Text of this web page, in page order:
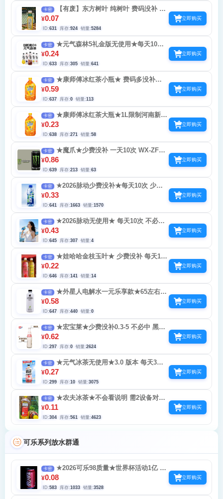
卡密
【有废】东方树叶 纯树叶 费码没补 每
天5次再来一瓶换农夫冰茶东方树叶（需对
扫）
¥0.07
ID:631 库存:924 销量:5284
立即购买
卡密
★元气森林5礼金版无使用★每天10次
不必中 元气深林元气冰茶王者荣耀
¥0.24
ID:633 库存:305 销量:641
立即购买
卡密
★康师傅冰红茶小瓶★ 费码多没补
0.68-8.8-10g金不必中 当天不能连废4次
¥0.59
ID:637 库存:0 销量:113
立即购买
卡密
★康师傅冰红茶大瓶★1L限制河南新疆
安徽上海湖北湖南广西福建玩 不必中 少费没
补 每天5次
¥0.23
ID:638 库存:271 销量:58
立即购买
卡密
★魔爪★少费没补 一天10次 WX-ZFB各
五次 中0.58-4复购-1888 不必中
¥0.86
ID:639 库存:213 销量:63
立即购买
卡密
★2026脉动少费没补★每天10次 少费没
补 不必中 参与预言活动 可获得旅游-球衣-优
惠券
¥0.33
ID:641 库存:1663 销量:1570
立即购买
卡密
★2026脉动无使用★ 每天10次 不必中
参与预言 可得球衣-优惠券
¥0.43
ID:645 库存:307 销量:4
立即购买
卡密
★娃哈哈金枝玉叶★ 少费没补 每天10
次 不必中 0.68-0.5g-5g金子
¥0.22
ID:646 库存:141 销量:14
立即购买
卡密
★外星人电解水一元乐享款★65左右质
量费码 无效码 没补 二维码就是瓶盖一元乐
享 拿附近小店换 买一个测试 一个店铺每天
可兑5瓶
¥0.58
ID:647 库存:440 销量:0
立即购买
卡密
★宏宝莱★少费没补0.3-5 不必中 黑龙
江沈阳水大点
¥0.62
ID:297 库存:0 销量:2624
立即购买
卡密
★元气冰茶无使用★3.0 版本 每天3次
0.3-1.08-888 不必中
¥0.27
ID:299 库存:10 销量:3075
立即购买
卡密
★农夫冰茶★不会看说明 需2设备对扫
少费没补 不必中 每天5次再来一瓶换东方树
叶 农夫冰茶 交流群有回收卷
¥0.11
ID:304 库存:561 销量:4623
立即购买
可乐系列放水群通
卡密
★2026可乐98质量★世界杯活动1亿 每
天3次不能同款一起玩
¥0.08
ID:583 库存:1033 销量:3528
立即购买